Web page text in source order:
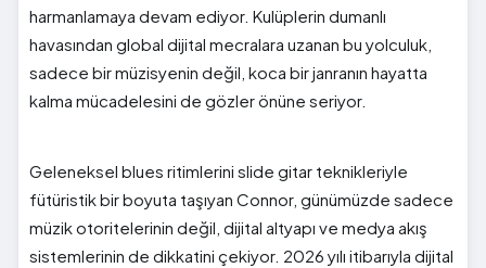
harmanlamaya devam ediyor. Kulüplerin dumanlı
havasından global dijital mecralara uzanan bu yolculuk,
sadece bir müzisyenin değil, koca bir janranın hayatta
kalma mücadelesini de gözler önüne seriyor.
Geleneksel blues ritimlerini slide gitar teknikleriyle
fütüristik bir boyuta taşıyan Connor, günümüzde sadece
müzik otoritelerinin değil, dijital altyapı ve medya akış
sistemlerinin de dikkatini çekiyor. 2026 yılı itibarıyla dijital